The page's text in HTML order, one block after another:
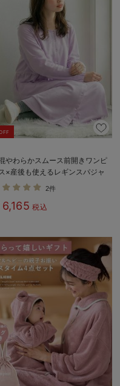
やわらかスムース前開きワンピ
×産後も使えるレギンスパジャ
出産後も長く使える】
2件
6,165 税込